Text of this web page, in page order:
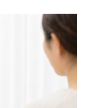
English